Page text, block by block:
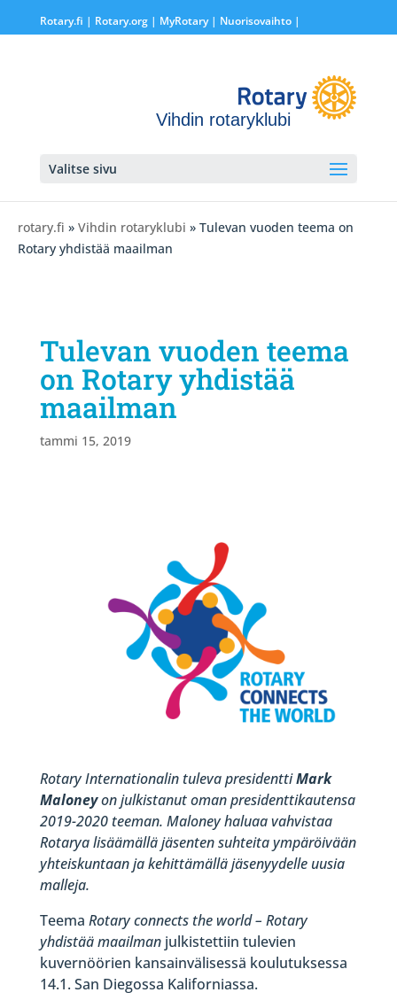
Rotary.fi | Rotary.org| MyRotary | Nuorisovaihto|
Vihdin rotaryklubi
Valitse sivu
rotary.fi » Vihdin rotaryklubi » Tulevan vuoden teema on
Rotary yhdistää maailman
Tulevan vuoden teema
on Rotary yhdistää
maailman
tammi 15, 2019
Rotary Internationalin tuleva presidenttiMark
Maloneyon julkistanut oman presidenttikautensa
2019-2020 teeman. Maloney haluaa vahvistaa
Rotarya lisäämällä jäsenten suhteita ympäröivään
yhteiskuntaan ja kehittämällä jäsenyydelle uusia
malleja.
Teema Rotary connects the world – Rotary
yhdistää maailmanjulkistettiin tulevien
kuvernöörien kansainvälisessä koulutuksessa
14.1. San Diegossa Kaliforniassa.